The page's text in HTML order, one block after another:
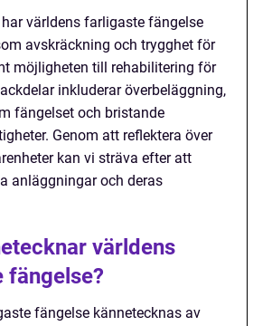
världens farligaste fängelse
avskräckning och trygghet för
möjligheten till rehabilitering för
inkluderar överbeläggning,
fängelset och bristande
Genom att reflektera över
kan vi sträva efter att
anläggningar och deras
världens
fängelse?
fängelse kännetecknas av